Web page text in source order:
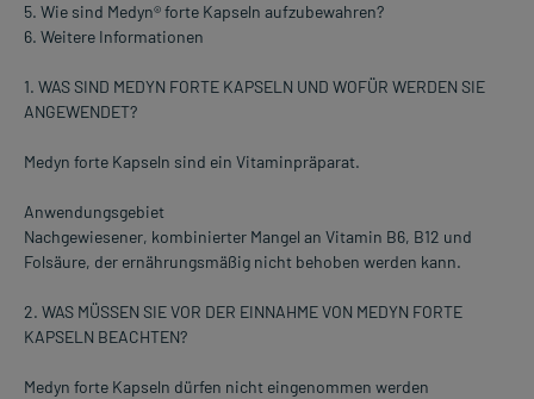
5. Wie sind Medyn® forte Kapseln aufzubewahren?
6. Weitere Informationen
1. WAS SIND MEDYN FORTE KAPSELN UND WOFÜR WERDEN SIE
ANGEWENDET?
Medyn forte Kapseln sind ein Vitaminpräparat.
Anwendungsgebiet
Nachgewiesener, kombinierter Mangel an Vitamin B6, B12 und
Folsäure, der ernährungsmäßig nicht behoben werden kann.
2. WAS MÜSSEN SIE VOR DER EINNAHME VON MEDYN FORTE
KAPSELN BEACHTEN?
Medyn forte Kapseln dürfen nicht eingenommen werden